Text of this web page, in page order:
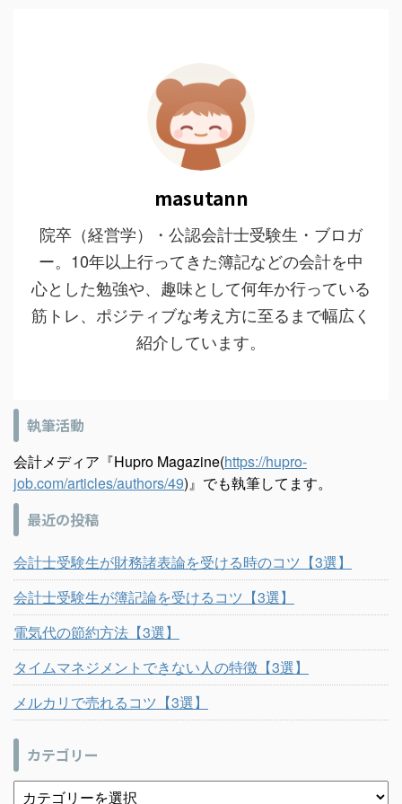
masutann
院卒（経営学）・公認会計士受験生・ブロガ
ー。10年以上行ってきた簿記などの会計を中
心とした勉強や、趣味として何年か行っている
筋トレ、ポジティブな考え方に至るまで幅広く
紹介しています。
執筆活動
会計メディア『Hupro Magazine(https://hupro-
job.com/articles/authors/49)』でも執筆してます。
最近の投稿
会計士受験生が財務諸表論を受ける時のコツ【3選】
会計士受験生が簿記論を受けるコツ【3選】
電気代の節約方法【3選】
タイムマネジメントできない人の特徴【3選】
メルカリで売れるコツ【3選】
カテゴリー